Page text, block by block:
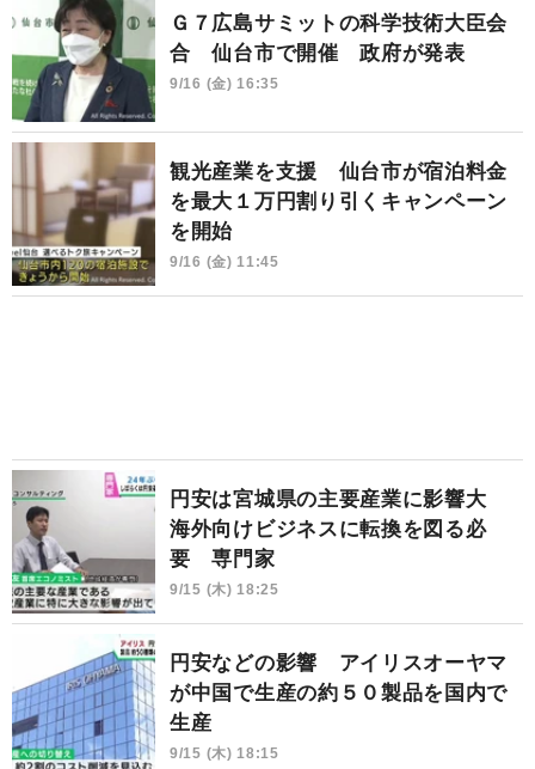
Ｇ７広島サミットの科学技術大臣会
合 仙台市で開催 政府が発表
9/16 (金) 16:35
観光産業を支援 仙台市が宿泊料金
を最大１万円割り引くキャンペーン
を開始
9/16 (金) 11:45
円安は宮城県の主要産業に影響大
海外向けビジネスに転換を図る必
要 専門家
9/15 (木) 18:25
円安などの影響 アイリスオーヤマ
が中国で生産の約５０製品を国内で
生産
9/15 (木) 18:15